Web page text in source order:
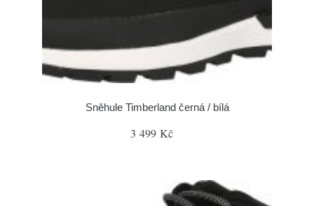
Sněhule Timberland černá / bílá
3 499 Kč